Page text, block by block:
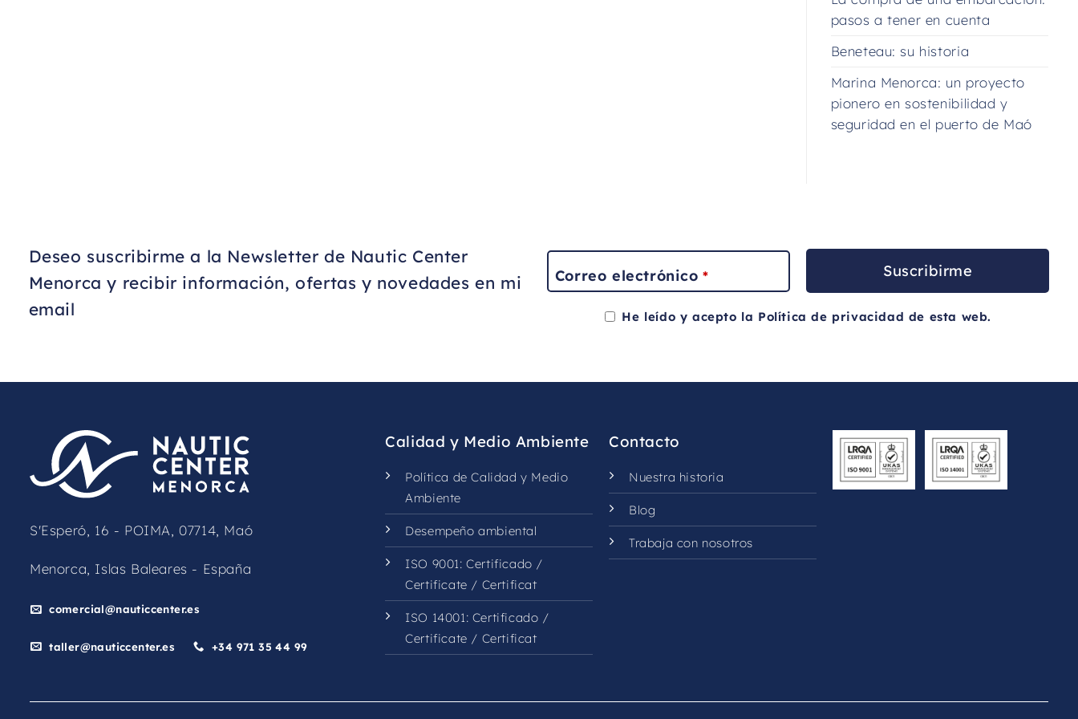
pasos a tener en cuenta
Beneteau: su historia
Marina Menorca: un proyecto
pionero en sostenibilidad y
seguridad en el puerto de Maó
Deseo suscribirme a la Newsletter de Nautic Center
Menorca y recibir información, ofertas y novedades en mi
email
Correo electrónico * Suscribirme
He leído y acepto la Política de privacidad de esta web.
should
blank
S'Esperó, 16 - POIMA, 07714, Maó
Menorca, Islas Baleares - España
comercial@nauticcenter.es
taller@nauticcenter.es +34 971 35 44 99
Calidad y Medio Ambiente
Política de Calidad y Medio
Ambiente
Desempeño ambiental
ISO 9001:Certificado /
Certificate / Certificat
ISO 14001: Certificado /
Certificate / Certificat
Contacto
Nuestra historia
Blog
Trabaja con nosotros